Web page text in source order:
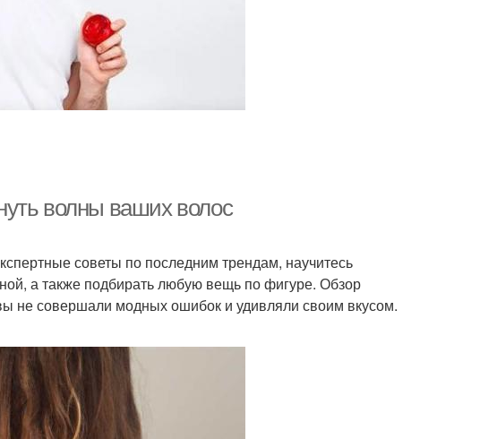
волны ваших волос
советы по последним трендам, научитесь
а также подбирать любую вещь по фигуре. Обзор
не совершали модных ошибок и удивляли своим вкусом.